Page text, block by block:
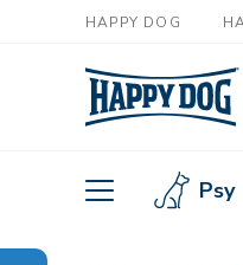
HAPPY DOG
Psy